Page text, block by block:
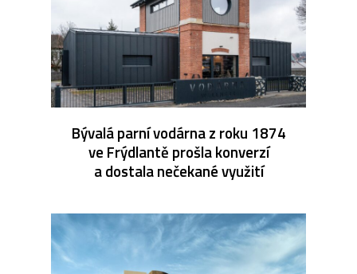
Bývalá parní vodárna z roku 1874
ve Frýdlantě prošla konverzí
a dostala nečekané využití